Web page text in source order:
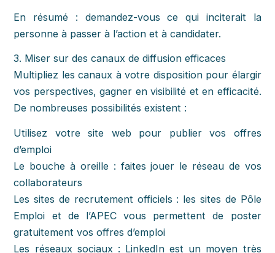
En résumé : demandez-vous ce qui inciterait la
personne à passer à l’action et à candidater.
3. Miser sur des canaux de diffusion efficaces
Multipliez les canaux à votre disposition pour élargir
vos perspectives, gagner en visibilité et en efficacité.
De nombreuses possibilités existent :
Utilisez votre site web pour publier vos offres
d’emploi
Le bouche à oreille : faites jouer le réseau de vos
collaborateurs
Les sites de recrutement officiels : les sites de Pôle
Emploi et de l’APEC vous permettent de poster
gratuitement vos offres d’emploi
Les réseaux sociaux : LinkedIn est un moyen très